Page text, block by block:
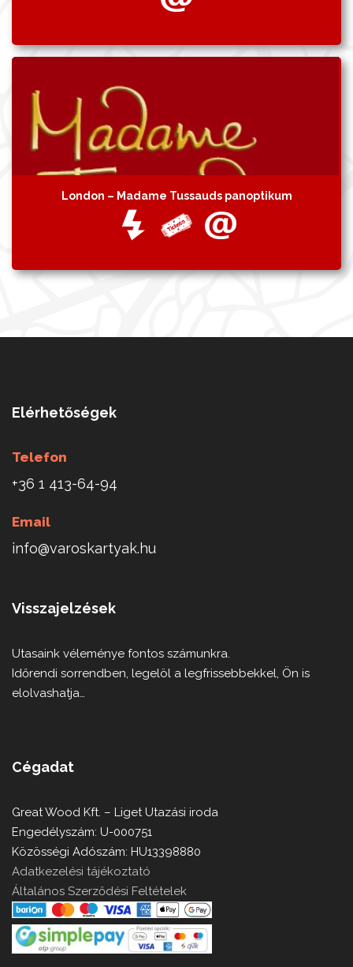
London – Madame Tussauds panoptikum
Elérhetőségek
Telefon
+36 1 413-64-94
Email
info@varoskartyak.hu
Visszajelzések
Utasaink véleménye fontos számunkra.
Időrendi sorrendben, legelöl a legfrissebbekkel, Ön is
elolvashatja…
Cégadat
Great Wood Kft. – Liget Utazási iroda
Engedélyszám: U-000751
Közösségi Adószám: HU13398880
Adatkezelési tájékoztató
Általános Szerződési Feltételek